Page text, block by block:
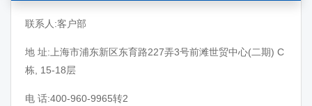
联系人:客户部
地 址:上海市浦东新区东育路227弄3号前滩世贸中心(二期) C
栋, 15-18层
电 话:400-960-9965转2